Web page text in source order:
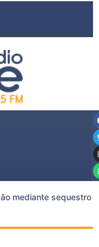
mediante sequestro